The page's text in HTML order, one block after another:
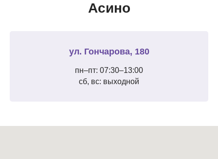
Асино
ул. Гончарова, 180
пн–пт: 07:30–13:00
сб, вс: выходной